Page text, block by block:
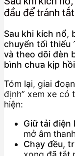
đầu để tránh
Sau khi kích nổ,
chuyển tối thiểu
và theo dõi đèn
bình chưa kịp
Tóm lại, giai
định” xem xe có
hiện:
Giữ tải điện
mở âm
Chạy đều,